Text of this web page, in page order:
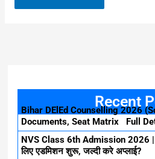
Recent
Bihar DElEd Counselling 2026
Documents, Seat Matrix Full
NVS Class 6th Admission 2026 |
लिए एडमिशन शुरू, जल्दी करे अप्लाई?